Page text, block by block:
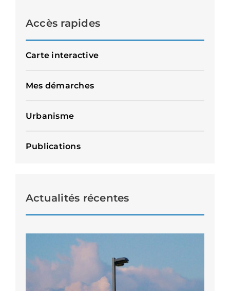
Accès rapides
Carte interactive
Mes démarches
Urbanisme
Publications
Actualités récentes